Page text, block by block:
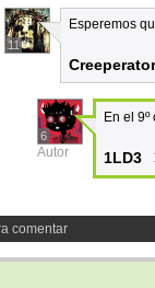
11
Esperemos
Creeperator
6
Autor
En el
1LD3
comentar